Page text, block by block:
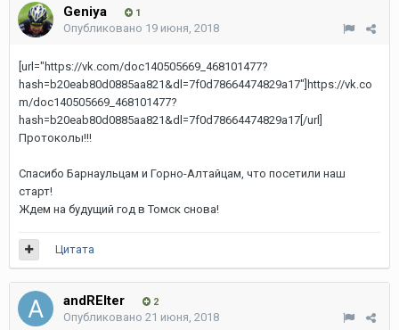
Geniya 1
Опубликовано 19 июня, 2018
[url="https://vk.com/doc140505669_468101477?
hash=b20eab80d0885aa821&dl=7f0d78664474829a17"]https://vk.co
m/doc140505669_468101477?
hash=b20eab80d0885aa821&dl=7f0d78664474829a17[/url]
Протоколы!!!
Спасибо Барнаульцам и Горно-Алтайцам, что посетили наш
старт!
Ждем на будущий год в Томск снова!
Цитата
andREIter 2
Опубликовано 21 июня, 2018